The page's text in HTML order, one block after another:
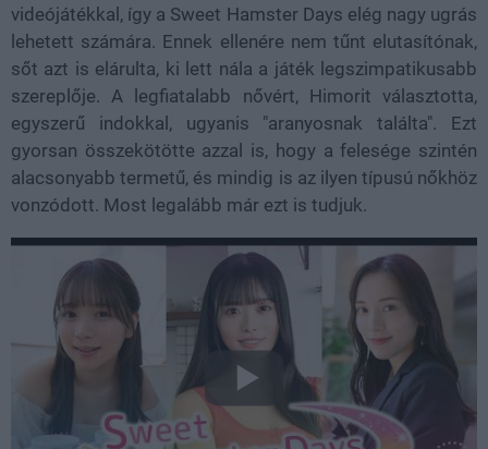
videójátékkal, így a Sweet Hamster Days elég nagy ugrás
lehetett számára. Ennek ellenére nem tűnt elutasítónak,
sőt azt is elárulta, ki lett nála a játék legszimpatikusabb
szereplője. A legfiatalabb nővért, Himorit választotta,
egyszerű indokkal, ugyanis "aranyosnak találta". Ezt
gyorsan összekötötte azzal is, hogy a felesége szintén
alacsonyabb termetű, és mindig is az ilyen típusú nőkhöz
vonzódott. Most legalább már ezt is tudjuk.